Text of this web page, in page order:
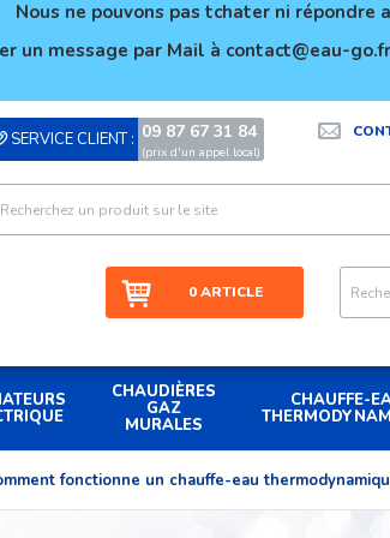
Nous ne pouvons pas tchater ni
un message par Mail à contact@eau-
SERVICE CLIENT : 09 87 67 31 84
(prix d'un appel local)
0 ARTICLE
CHAUDIÈRES
GAZ
MURALES
CHAUFFE-
fonctionne un chauffe-eau